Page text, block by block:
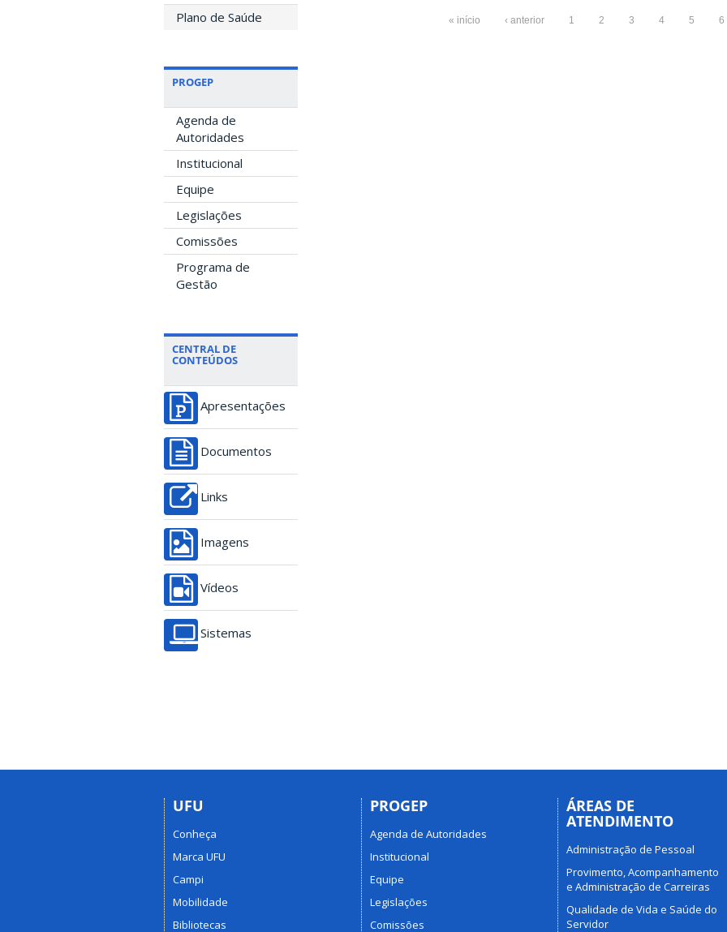
Plano de Saúde
PROGEP
Agenda de
Autoridades
Institucional
Equipe
Legislações
Comissões
Programa de
Gestão
CENTRAL DE
CONTEÚDOS
Apresentações
Documentos
Links
Imagens
Vídeos
Sistemas
« início ‹ anterior 1 2 3 4 5 6
UFU
Conheça
Marca UFU
Campi
Mobilidade
Bibliotecas
PROGEP
Agenda de Autoridades
Institucional
Equipe
Legislações
Comissões
ÁREAS DE
ATENDIMENTO
Administração de Pessoal
Provimento, Acompanhamento
e Administração de Carreiras
Qualidade de Vida e Saúde do
Servidor